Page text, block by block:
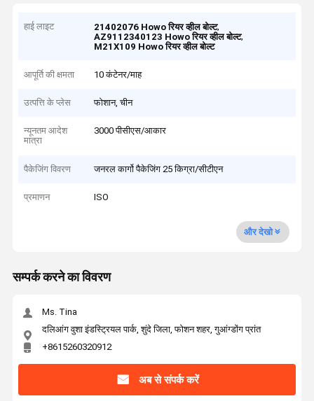
हाई लाइट 21402076 Howo रियर व्हील बोल्ट,
AZ9112340123 Howo रियर व्हील बोल्ट,
M21X109 Howo रियर व्हील बोल्ट
आपूर्ति की क्षमता 10 कंटेनर/माह
उत्पत्ति के प्लेस फोशान, चीन
न्यूनतम आदेश
मात्रा
3000 पीसीएस/आकार
पैकेजिंग विवरण जनरल कार्गो पैकेजिंग 25 किग्रा/सीटीएन
प्रमाणन ISO
और देखो
सम्पर्क करने का विवरण
Ms. Tina
दलिआंग वुशा इंडस्ट्रियल पार्क, शुंदे जिला, फोशन शहर, गुआंग्डोंग प्रांत
+8615260320912
अब से संपर्क करें